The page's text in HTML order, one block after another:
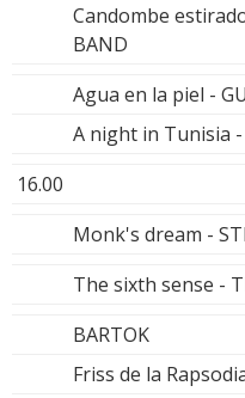
Candombe
BAND
Agua en la piel -
A night in Tunisia -
16.00
Monk's dream -
The sixth sense -
BARTOK
Friss de la